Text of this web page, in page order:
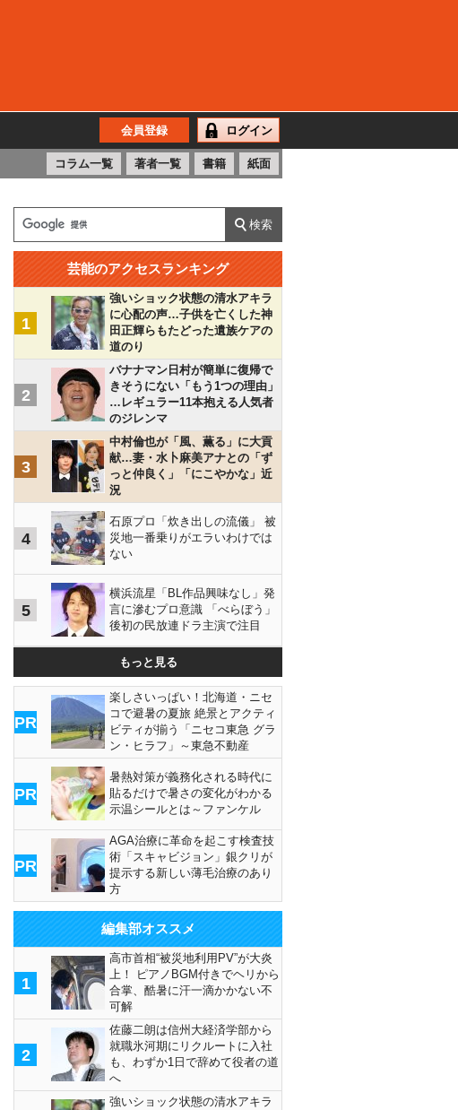
会員登録 ログイン
コラム一覧 著者一覧 書籍 紙面
芸能のアクセスランキング
1
強いショック状態の清水アキラ
に心配の声…子供を亡くした神
田正輝らもたどった遺族ケアの
道のり
2
バナナマン日村が簡単に復帰で
きそうにない「もう1つの理由」
…レギュラー11本抱える人気者
のジレンマ
3
中村倫也が「風、薫る」に大貢
献…妻・水卜麻美アナとの「ず
っと仲良く」「にこやかな」近
況
4
石原プロ「炊き出しの流儀」 被
災地一番乗りがエラいわけでは
ない
5
横浜流星「BL作品興味なし」発
言に滲むプロ意識 「べらぼう」
後初の民放連ドラ主演で注目
もっと見る
PR
楽しさいっぱい！北海道・ニセ
コで避暑の夏旅 絶景とアクティ
ビティが揃う「ニセコ東急 グラ
ン・ヒラフ」～東急不動産
PR
暑熱対策が義務化される時代に
貼るだけで暑さの変化がわかる
示温シールとは～ファンケル
PR
AGA治療に革命を起こす検査技
術「スキャビジョン」銀クリが
提示する新しい薄毛治療のあり
方
編集部オススメ
1
高市首相“被災地利用PV”が大炎
上！ ピアノBGM付きでヘリから
合掌、酷暑に汗一滴かかない不
可解
2
佐藤二朗は信州大経済学部から
就職氷河期にリクルートに入社
も、わずか1日で辞めて役者の道
へ
強いショック状態の清水アキラ